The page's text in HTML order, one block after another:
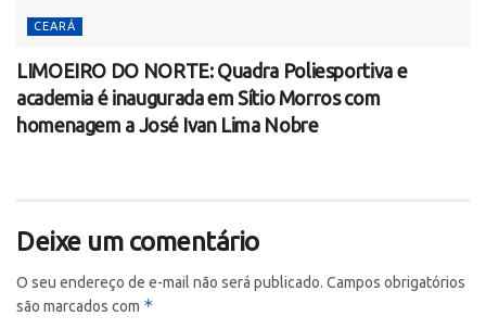
CEARÁ
LIMOEIRO DO NORTE: Quadra Poliesportiva e
academia é inaugurada em Sítio Morros com
homenagem a José Ivan Lima Nobre
Deixe um comentário
O seu endereço de e-mail não será publicado. Campos obrigatórios
são marcados com *